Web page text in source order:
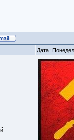
Дата: